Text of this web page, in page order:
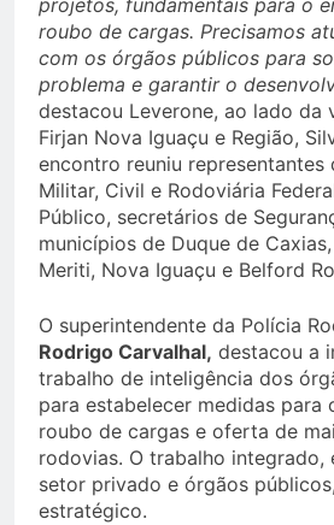
projetos, fundamentais para o
roubo de cargas. Precisamos
com os órgãos públicos para
problema e garantir o
destacou Leverone, ao lado da
Firjan Nova Iguaçu e Região,
encontro reuniu representantes
Militar, Civil e Rodoviária
Público, secretários de
municípios de Duque de
Meriti, Nova Iguaçu e Belford
O superintendente da Polícia
Rodrigo Carvalhal, destacou a
trabalho de inteligência dos
para estabelecer medidas para
roubo de cargas e oferta de
rodovias. O trabalho integrado,
setor privado e órgãos
estratégico.